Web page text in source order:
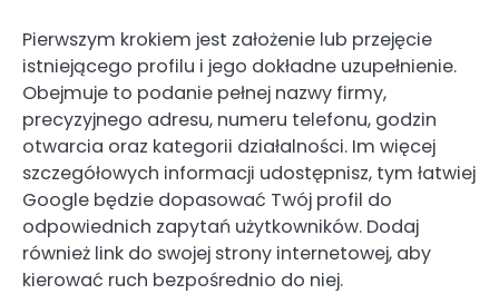
Pierwszym krokiem jest założenie lub przejęcie
istniejącego profilu i jego dokładne uzupełnienie.
Obejmuje to podanie pełnej nazwy firmy,
precyzyjnego adresu, numeru telefonu, godzin
otwarcia oraz kategorii działalności. Im więcej
szczegółowych informacji udostępnisz, tym łatwiej
Google będzie dopasować Twój profil do
odpowiednich zapytań użytkowników. Dodaj
również link do swojej strony internetowej, aby
kierować ruch bezpośrednio do niej.